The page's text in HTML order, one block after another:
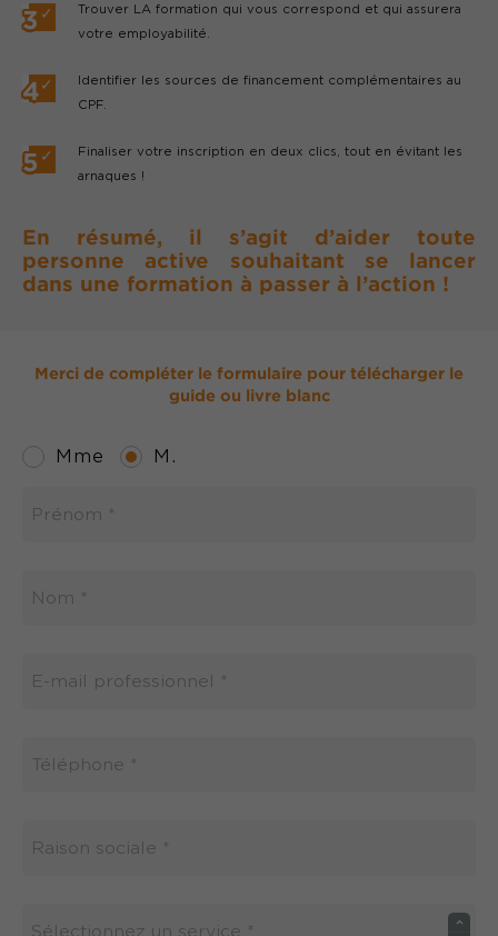
Trouver LA formation qui vous correspond et qui assurera
votre employabilité.
Identifier les sources de financement complémentaires au
CPF.
Finaliser votre inscription en deux clics, tout en évitant les
arnaques !
En résumé, il s’agit d’aider toute
personne active souhaitant se lancer
dans une formation à passer à l’action !
Merci de compléter le formulaire pour télécharger le
guide ou livre blanc
Champs
Mme M.